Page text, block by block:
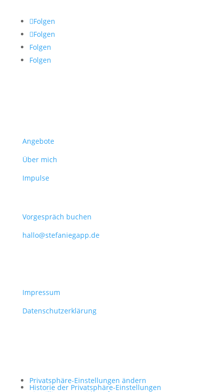
Folgen
Folgen
Folgen
Folgen
Angebote
Über mich
Impulse
Vorgespräch buchen
hallo@stefaniegapp.de
Impressum
Datenschutzerklärung
Privatsphäre-Einstellungen ändern
Historie der Privatsphäre-Einstellungen